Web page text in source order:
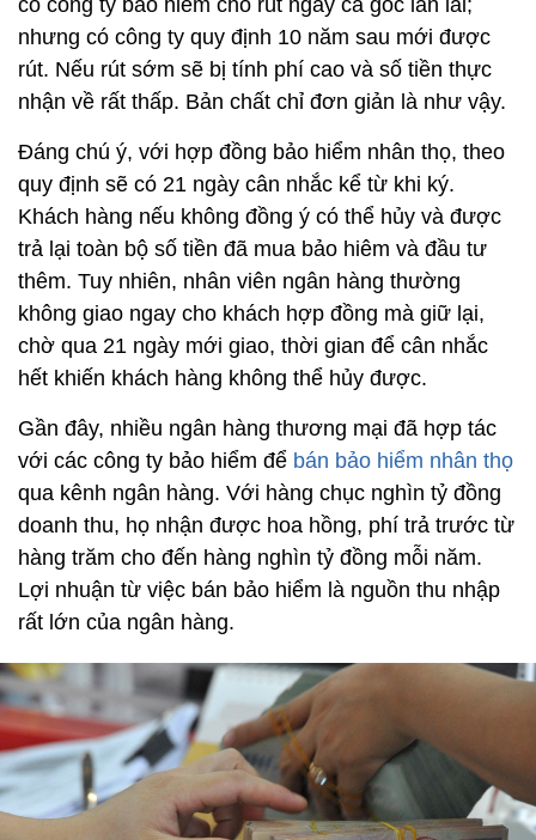
nhưng có công ty quy định 10 năm sau mới được
rút. Nếu rút sớm sẽ bị tính phí cao và số tiền thực
nhận về rất thấp. Bản chất chỉ đơn giản là như vậy.
Đáng chú ý, với hợp đồng bảo hiểm nhân thọ, theo
quy định sẽ có 21 ngày cân nhắc kể từ khi ký.
Khách hàng nếu không đồng ý có thể hủy và được
trả lại toàn bộ số tiền đã mua bảo hiêm và đầu tư
thêm. Tuy nhiên, nhân viên ngân hàng thường
không giao ngay cho khách hợp đồng mà giữ lại,
chờ qua 21 ngày mới giao, thời gian để cân nhắc
hết khiến khách hàng không thể hủy được.
Gần đây, nhiều ngân hàng thương mại đã hợp tác
với các công ty bảo hiểm để bán bảo hiểm nhân thọ
qua kênh ngân hàng. Với hàng chục nghìn tỷ đồng
doanh thu, họ nhận được hoa hồng, phí trả trước từ
hàng trăm cho đến hàng nghìn tỷ đồng mỗi năm.
Lợi nhuận từ việc bán bảo hiểm là nguồn thu nhập
rất lớn của ngân hàng.